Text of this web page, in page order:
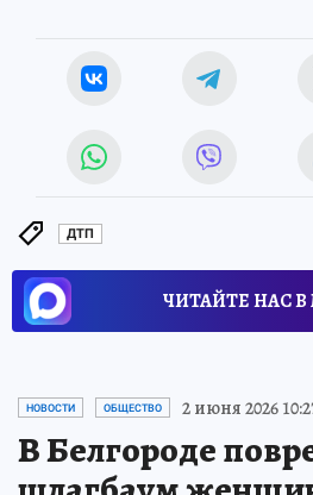
ДТП
ЧИТАЙТЕ НАС В
НОВОСТИ ОБЩЕСТВО 2 июня 2026
В Белгороде